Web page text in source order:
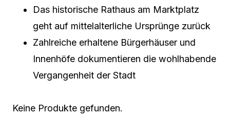
Das historische Rathaus am Marktplatz
geht auf mittelalterliche Ursprünge zurück
Zahlreiche erhaltene Bürgerhäuser und
Innenhöfe dokumentieren die wohlhabende
Vergangenheit der Stadt
Keine Produkte gefunden.